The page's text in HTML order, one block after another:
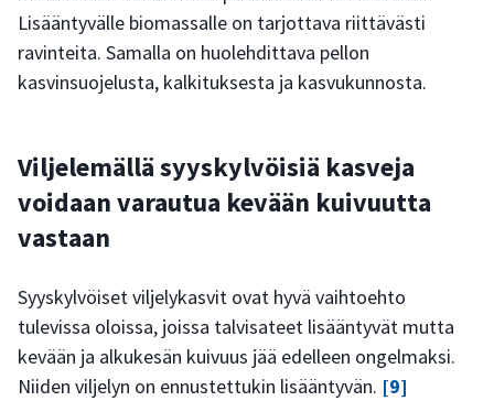
Lisääntyvälle biomassalle on tarjottava riittävästi
ravinteita. Samalla on huolehdittava pellon
kasvinsuojelusta, kalkituksesta ja kasvukunnosta.
Viljelemällä syyskylvöisiä kasveja
voidaan varautua kevään kuivuutta
vastaan
Syyskylvöiset viljelykasvit ovat hyvä vaihtoehto
tulevissa oloissa, joissa talvisateet lisääntyvät mutta
kevään ja alkukesän kuivuus jää edelleen ongelmaksi.
Niiden viljelyn on ennustettukin lisääntyvän. [9]